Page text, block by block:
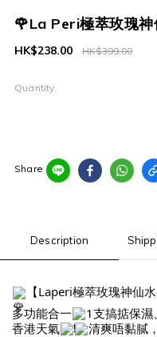
🌹La Peri極萃玫瑰神
HK$399.00
HK$238.00
Quantity
Share
Description
【Laperi極萃玫瑰神仙
多功能合一
1支搞掂保
香港天氣
清爽唔黏膩